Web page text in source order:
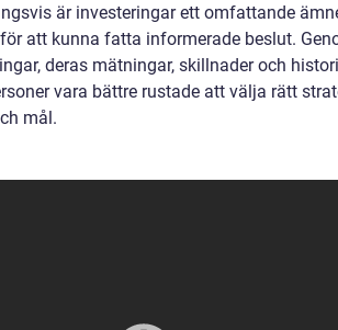
är investeringar ett omfattande
att kunna fatta informerade beslut.
deras mätningar, skillnader och
vara bättre rustade att välja rätt
mål.